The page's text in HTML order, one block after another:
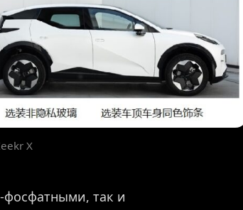
X
фосфатными, так и